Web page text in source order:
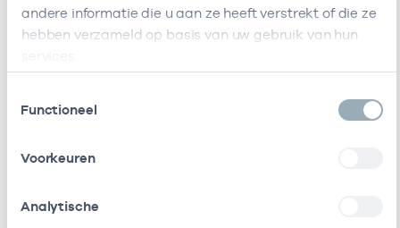
andere informatie die u aan ze heeft verstrekt of die ze
hebben verzameld op basis van uw gebruik van hun
Functioneel
Voorkeuren
Analytische
Bij deze onderneming werken de volgende
Naam Start
A.A. Matser
G.P.K.
Adriaansens